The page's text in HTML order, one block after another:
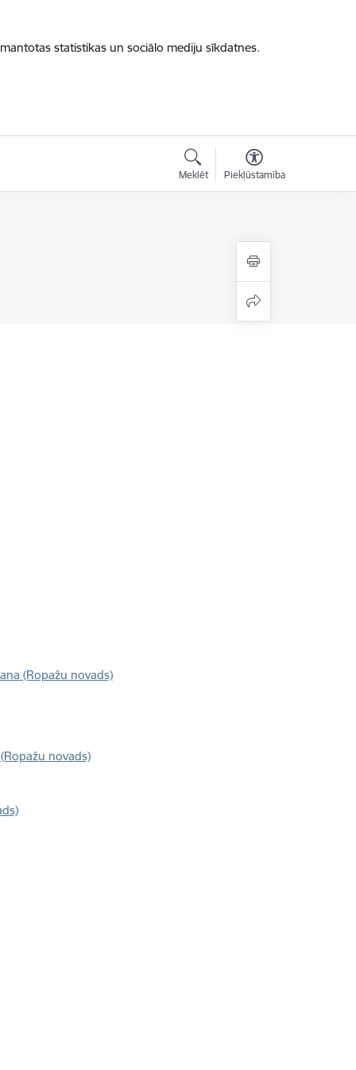
statistikas un sociālo mediju sīkdatnes.
Meklēt Piekļūstamība
(Ropažu novads)
novads)